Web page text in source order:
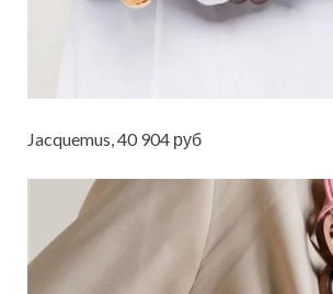
Jacquemus, 40 904 руб